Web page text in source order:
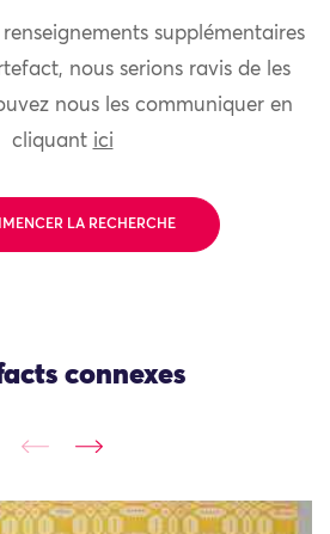
supplémentaires
nous serions ravis de les
nous les communiquer en
cliquant ici
LA RECHERCHE
connexes